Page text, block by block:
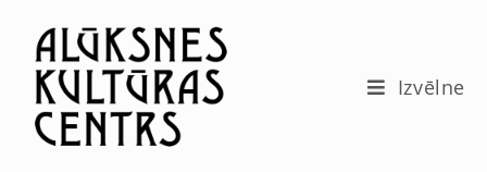
Izvēlne